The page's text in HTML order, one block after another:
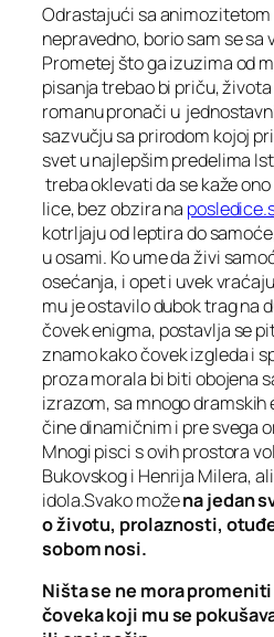
Odrastajući sa
nepravedno, borio sam se
Prometej što ga izuzima od
pisanja trebao bi priču,
romanu pronači u
sazvučju sa prirodom kojoj
svet u najlepšim predelima
treba oklevati da se kaže
lice, bez obzira na
kotrljaju od leptira do
u osami. Ko ume da živi
osećanja, i opet i uvek
mu je ostavilo dubok trag na
čovek enigma, postavlja se
znamo kako čovek izgleda i
proza morala bi biti obojena
izrazom, sa mnogo
čine dinamičnim i pre svega
Mnogi pisci s ovih prostora
Bukovskog i Henrija Milera,
idola.Svako možena jedan
o životu, prolaznosti,
sobom nosi.
Ništa se ne mora
čoveka koji mu se